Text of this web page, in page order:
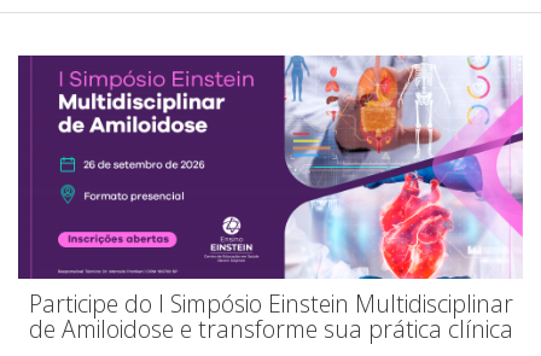
Participe do I Simpósio Einstein Multidisciplinar
de Amiloidose e transforme sua prática clínica